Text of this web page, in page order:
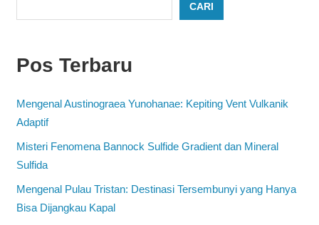
CARI
Pos Terbaru
Mengenal Austinograea Yunohanae: Kepiting Vent Vulkanik
Adaptif
Misteri Fenomena Bannock Sulfide Gradient dan Mineral
Sulfida
Mengenal Pulau Tristan: Destinasi Tersembunyi yang Hanya
Bisa Dijangkau Kapal